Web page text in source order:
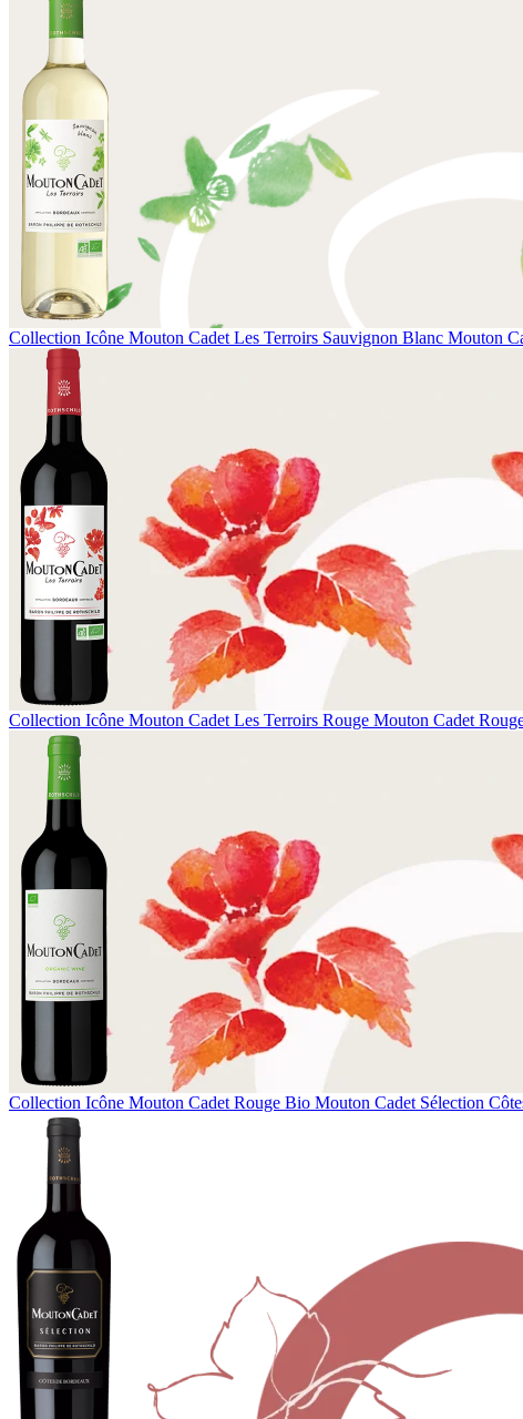
Collection Icône Mouton Cadet Les Terroirs Sauvignon Blanc Mouton
Collection Icône Mouton Cadet Les Terroirs Rouge Mouton Cadet
Collection Icône Mouton Cadet Rouge Bio Mouton Cadet Sélection